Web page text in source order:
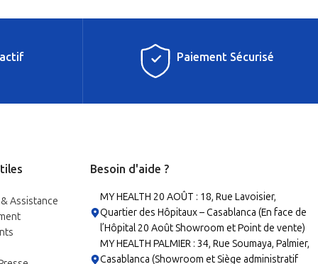
Paiement Sécurisé
Assistance
Besoin d'aide ?
MY HEALTH 20 AOÛT : 18, Rue Lavoisier,
Quartier des Hôpitaux – Casablanca (En face de
l’Hôpital 20 Août Showroom et Point de vente)
MY HEALTH PALMIER : 34, Rue Soumaya, Palmier,
Casablanca (Showroom et Siège administratif